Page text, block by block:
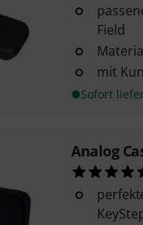
Field
mit
Sofort
Analog